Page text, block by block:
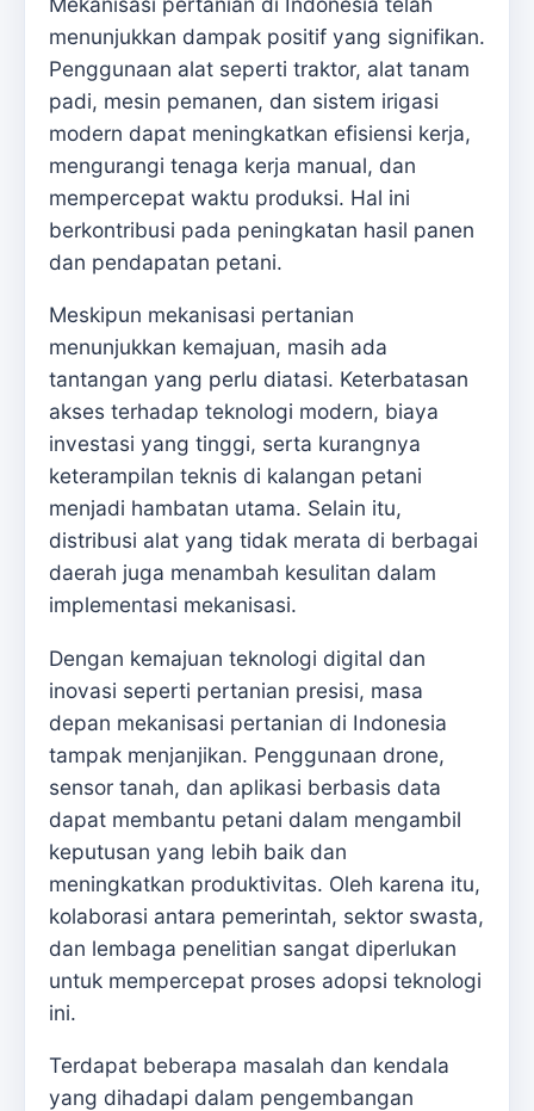
menunjukkan dampak positif yang signifikan.
Penggunaan alat seperti traktor, alat tanam
padi, mesin pemanen, dan sistem irigasi
modern dapat meningkatkan efisiensi kerja,
mengurangi tenaga kerja manual, dan
mempercepat waktu produksi. Hal ini
berkontribusi pada peningkatan hasil panen
dan pendapatan petani.
Meskipun mekanisasi pertanian
menunjukkan kemajuan, masih ada
tantangan yang perlu diatasi. Keterbatasan
akses terhadap teknologi modern, biaya
investasi yang tinggi, serta kurangnya
keterampilan teknis di kalangan petani
menjadi hambatan utama. Selain itu,
distribusi alat yang tidak merata di berbagai
daerah juga menambah kesulitan dalam
implementasi mekanisasi.
Dengan kemajuan teknologi digital dan
inovasi seperti pertanian presisi, masa
depan mekanisasi pertanian di Indonesia
tampak menjanjikan. Penggunaan drone,
sensor tanah, dan aplikasi berbasis data
dapat membantu petani dalam mengambil
keputusan yang lebih baik dan
meningkatkan produktivitas. Oleh karena itu,
kolaborasi antara pemerintah, sektor swasta,
dan lembaga penelitian sangat diperlukan
untuk mempercepat proses adopsi teknologi
ini.
Terdapat beberapa masalah dan kendala
yang dihadapi dalam pengembangan